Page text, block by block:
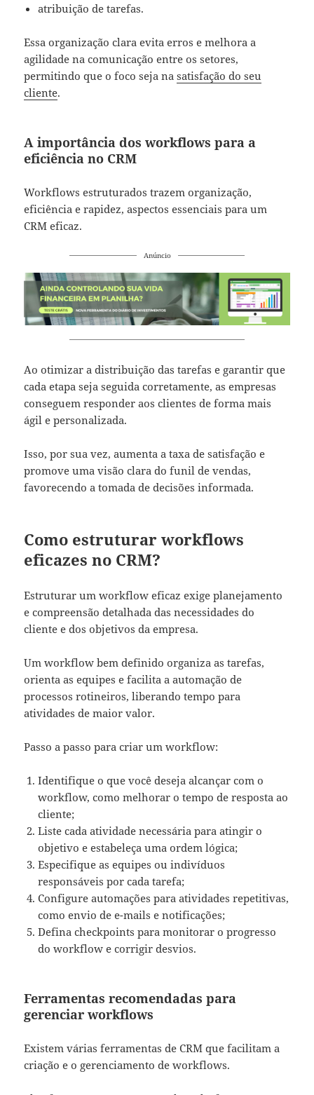
atribuição de tarefas.
Essa organização clara evita erros e melhora a
agilidade na comunicação entre os setores,
permitindo que o foco seja nasatisfação do seu
cliente.
A importância dos workflows para a
eficiência no CRM
Workflows estruturados trazem organização,
eficiência e rapidez, aspectos essenciais para um
CRM eficaz.
Anúncio
Ao otimizar a distribuição das tarefas e garantir que
cada etapa seja seguida corretamente, as empresas
conseguem responder aos clientes de forma mais
ágil e personalizada.
Isso, por sua vez, aumenta a taxa de satisfação e
promove uma visão clara do funil de vendas,
favorecendo a tomada de decisões informada.
Como estruturar workflows
eficazes no CRM?
Estruturar um workflow eficaz exige planejamento
e compreensão detalhada das necessidades do
cliente e dos objetivos da empresa.
Um workflow bem definido organiza as tarefas,
orienta as equipes e facilita a automação de
processos rotineiros, liberando tempo para
atividades de maior valor.
Passo a passo para criar um workflow:
Identifique o que você deseja alcançar com o
workflow, como melhorar o tempo de resposta ao
cliente;
Liste cada atividade necessária para atingir o
objetivo e estabeleça uma ordem lógica;
Especifique as equipes ou indivíduos
responsáveis por cada tarefa;
Configure automações para atividades repetitivas,
como envio de e-mails e notificações;
Defina checkpoints para monitorar o progresso
do workflow e corrigir desvios.
Ferramentas recomendadas para
gerenciar workflows
Existem várias ferramentas de CRM que facilitam a
criação e o gerenciamento de workflows.